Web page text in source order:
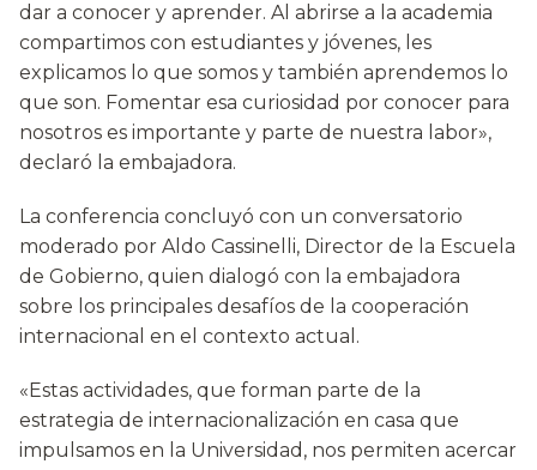
dar a conocer y aprender. Al abrirse a la academia
compartimos con estudiantes y jóvenes, les
explicamos lo que somos y también aprendemos lo
que son. Fomentar esa curiosidad por conocer para
nosotros es importante y parte de nuestra labor»,
declaró la embajadora.
La conferencia concluyó con un conversatorio
moderado por Aldo Cassinelli, Director de la Escuela
de Gobierno, quien dialogó con la embajadora
sobre los principales desafíos de la cooperación
internacional en el contexto actual.
«Estas actividades, que forman parte de la
estrategia de internacionalización en casa que
impulsamos en la Universidad, nos permiten acercar